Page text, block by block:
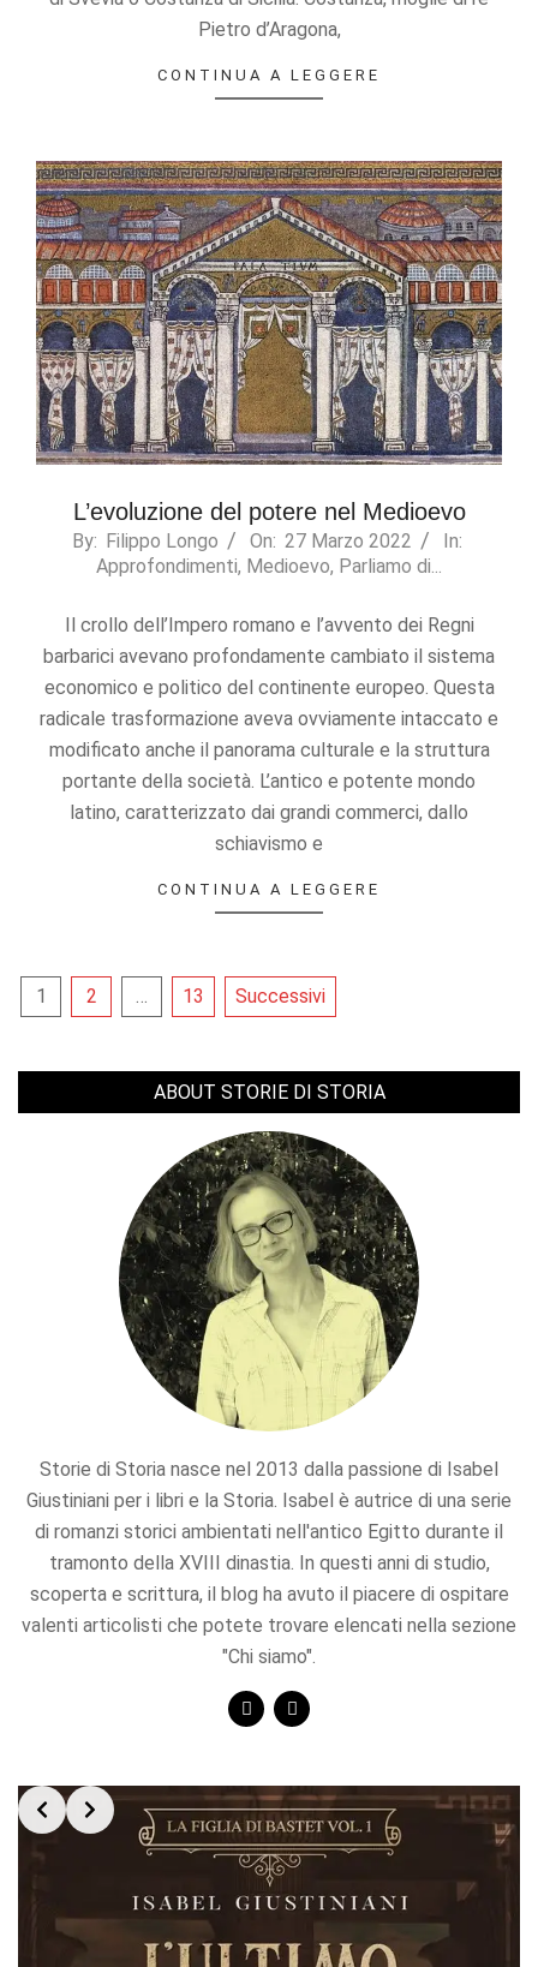
Pietro d’Aragona,
CONTINUA A LEGGERE
L’evoluzione del potere nel Medioevo
2022-By: Filippo Longo On: 27 Marzo 2022
In:
Approfondimenti, Medioevo, Parliamo di...
Il crollo dell’Impero romano e l’avvento dei Regni
barbarici avevano profondamente cambiato il sistema
economico e politico del continente europeo. Questa
radicale trasformazione aveva ovviamente intaccato e
modificato anche il panorama culturale e la struttura
portante della società. L’antico e potente mondo
latino, caratterizzato dai grandi commerci, dallo
schiavismo e
CONTINUA A LEGGERE
Paginazione
articoli
1 2 13 Successivi
ABOUT STORIE DI STORIA
Storie di Storia nasce nel 2013 dalla passione di Isabel
Giustiniani per i libri e la Storia. Isabel è autrice di una serie
di romanzi storici ambientati nell'antico Egitto durante il
tramonto della XVIII dinastia. In questi anni di studio,
scoperta e scrittura, il blog ha avuto il piacere di ospitare
valenti articolisti che potete trovare elencati nella sezione
"Chi siamo".